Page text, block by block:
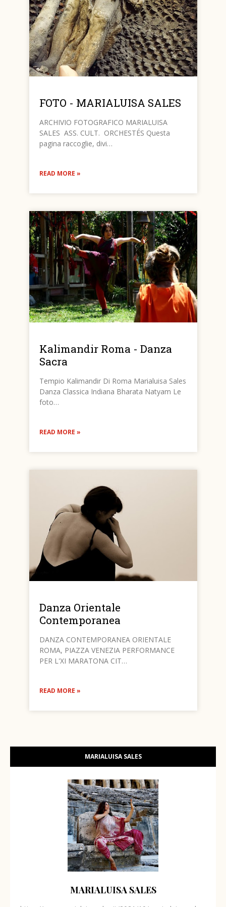
FOTO - MARIALUISA SALES
ARCHIVIO FOTOGRAFICO MARIALUISA
SALES ASS. CULT. ORCHESTÉS Questa
pagina raccoglie, divi…
READ MORE »
Kalimandir Roma - Danza
Sacra
Tempio Kalimandir Di Roma Marialuisa Sales
Danza Classica Indiana Bharata Natyam Le
foto…
READ MORE »
Danza Orientale
Contemporanea
DANZA CONTEMPORANEA ORIENTALE
ROMA, PIAZZA VENEZIA PERFORMANCE
PER L'XI MARATONA CIT…
READ MORE »
MARIALUISA SALES
MARIALUISA SALES